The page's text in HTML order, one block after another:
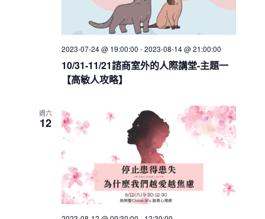
a
n
d
i
e
w
a
i
a
o
n
10/31-11/21諮商室外的人際講堂-主題一
【高敏人攻略】
2023-07-24 @ 19:00:00 -2023-08-14 @ 21:00:00
週六
12